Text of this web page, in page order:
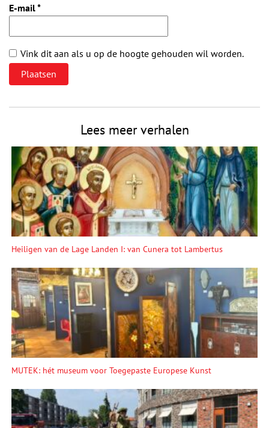
E-mail*
Vink dit aan als u op de hoogte gehouden wil worden.
Lees meer verhalen
Heiligen van de Lage Landen I: van Cunera tot Lambertus
MUTEK: hét museum voor Toegepaste Europese Kunst